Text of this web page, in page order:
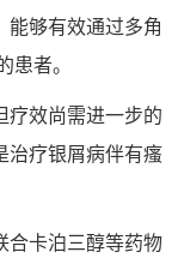
能够有效通过多角
患者。
疗效尚需进一步的
治疗银屑病伴有瘙
合卡泊三醇等药物